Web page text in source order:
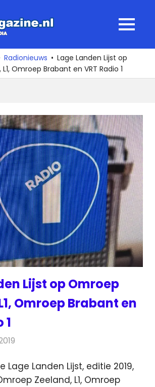
MENU
Radionieuws
Lage Landen Lijst op
Omroep Brabant en VRT Radio 1
Lijst op Omroep
Omroep Brabant en
1
Lage Landen Lijst, editie 2019,
Zeeland, L1, Omroep